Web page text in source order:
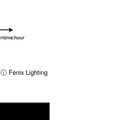
ⓘ Fenix Lighting